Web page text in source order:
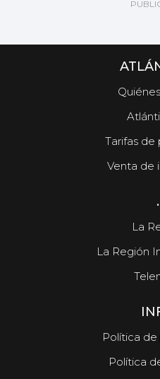
Tarifas de
Venta de
.
La
La Región
Política
Política